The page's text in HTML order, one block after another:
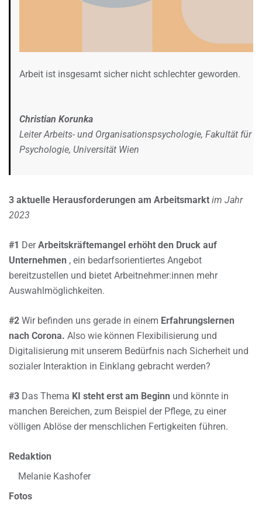
Arbeit ist insgesamt sicher nicht schlechter geworden.
Christian Korunka
Leiter Arbeits- und Organisationspsychologie, Fakultät für
Psychologie, Universität Wien
3 aktuelle Herausforderungen am Arbeitsmarkt im Jahr
2023
#1 DerArbeitskräftemangel erhöht den Druck auf
Unternehmen , ein bedarfsorientiertes Angebot
bereitzustellen und bietet Arbeitnehmer:innen mehr
Auswahlmöglichkeiten.
#2 Wir befinden uns gerade in einem Erfahrungslernen
nach Corona. Also wie können Flexibilisierung und
Digitalisierung mit unserem Bedürfnis nach Sicherheit und
sozialer Interaktion in Einklang gebracht werden?
#3 Das Thema KI steht erst am Beginn und könnte in
manchen Bereichen, zum Beispiel der Pflege, zu einer
völligen Ablöse der menschlichen Fertigkeiten führen.
Redaktion
Melanie Kashofer
Fotos